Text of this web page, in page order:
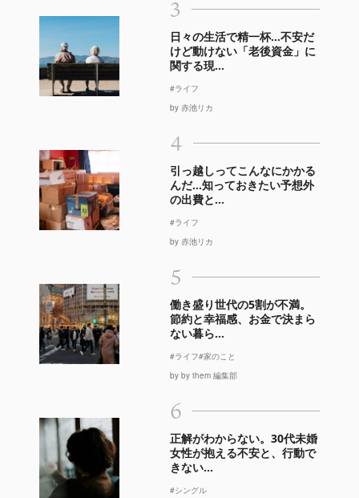
3
日々の生活で精一杯…不安だ
けど動けない「老後資金」に
関する現...
#ライフ
by 赤池リカ
4
引っ越しってこんなにかかる
んだ…知っておきたい予想外
の出費と...
#ライフ
by 赤池リカ
5
働き盛り世代の5割が不満。
節約と幸福感、お金で決まら
ない暮ら...
#ライフ#家のこと
by by them 編集部
6
正解がわからない。30代未婚
女性が抱える不安と、行動で
きない...
#シングル